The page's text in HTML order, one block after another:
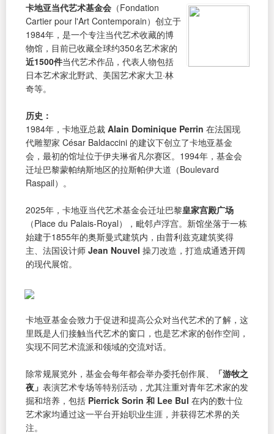
卡地亚当代艺术基金会 （Fondation
Cartier pour l'Art Contemporain）创立于
1984年，是一个专注当代艺术收藏的博
物馆，目前已收藏全球约350名艺术家的
近1500件当代艺术作品，代表人物包括
日本艺术家北野武、美国艺术家大卫·林
奇等。
历史：
1984年，卡地亚总裁 Alain Dominique Perrin 在法国现
代雕塑家 César Baldaccini 的建议下创立了卡地亚基金
会，最初的馆址位于伊夫琳省凡尔赛区。1994年，基金会
迁址巴黎蒙帕纳斯地区的拉斯帕伊大道（Boulevard
Raspail）。
2025年，卡地亚当代艺术基金会迁址巴黎皇家宫殿广场
（Place du Palais-Royal），毗邻卢浮宫。新馆坐落于一栋
始建于1855年的奥斯曼式建筑内，由普利兹克建筑奖得
主、法国设计师 Jean Nouvel 操刀改造，打造成通透开阔
的现代展馆。
卡地亚基金会致力于促进和提高公众对当代艺术的了解，这
里既是人们接触当代艺术的窗口，也是艺术家的创作空间，
实现不同艺术流派和领域的交流对话。
除常规展览外，基金会每年都会举办委托创作展、
「游牧之
夜」 表演艺术专场等特别活动，尤其注重对青年艺术家的发
掘和培养，包括 Pierrick Sorin 和 Lee Bul 在内的数十位
艺术家均通过这一平台开始职业生涯，并获得艺术界的关
注。